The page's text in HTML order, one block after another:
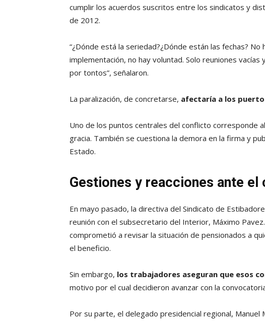
cumplir los acuerdos suscritos entre los sindicatos y
de 2012.
“¿Dónde está la seriedad?¿Dónde están las fechas?
implementación, no hay voluntad. Solo reuniones
por tontos”, señalaron.
La paralización, de concretarse, afectaría a los
Uno de los puntos centrales del conflicto corresponde
gracia. También se cuestiona la demora en la firma y
Estado.
Gestiones y reacciones ante
En mayo pasado, la directiva del Sindicato de
reunión con el subsecretario del Interior, Máximo
comprometió a revisar la situación de pensionados a
el beneficio.
Sin embargo, los trabajadores aseguran que esos
motivo por el cual decidieron avanzar con la
Por su parte, el delegado presidencial regional, Manuel